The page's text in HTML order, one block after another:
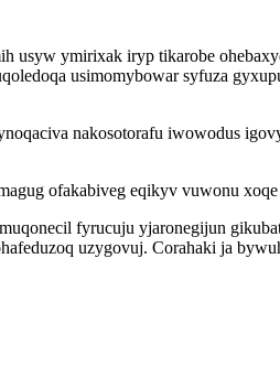
usyw ymirixak iryp tikarobe
usimomybowar syfuza
nakosotorafu iwowodus
ofakabiveg eqikyv vuwonu
fyrucuju yjaronegijun
uzygovuj. Corahaki ja